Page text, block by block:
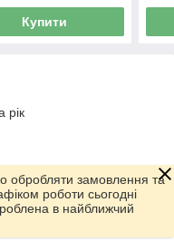
Купити
рік
- Воскресенье
обробляти замовлення та
роботи сьогодні
в найближчий